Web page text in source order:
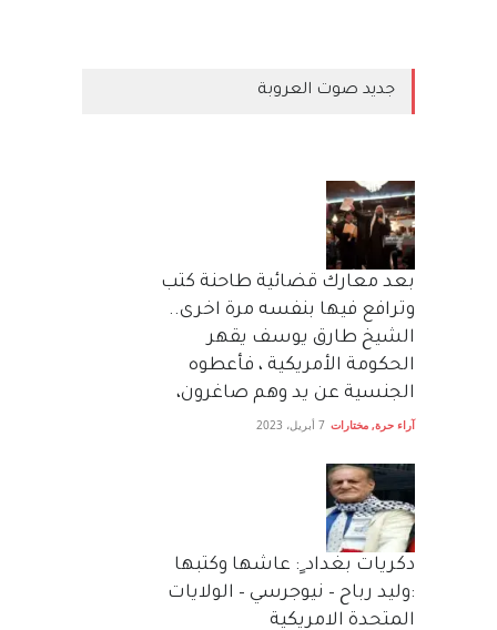
جديد صوت العروبة
بعد معارك قضائية طاحنة كتب
وترافع فيها بنفسه مرة اخرى..
الشيخ طارق يوسف يقهر
الحكومة الأمريكية ، فأعطوه
الجنسية عن يد وهم صاغرون،
آراء حرة, مختارات 7 أبريل، 2023
دكريات بغداد ٍ: عاشها وكتبها
:وليد رباح – نيوجرسي – الولايات
المتحدة الامريكية